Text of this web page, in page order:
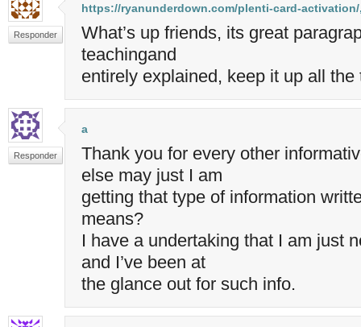
Responder
https://ryanunderdown.com/plenti-card-activation/
What’s up friends, its great
teachingand
entirely explained, keep it up all the
Responder
a
Thank you for every other
else may just I am
getting that type of information
means?
I have a undertaking that I am just
and I’ve been at
the glance out for such info.